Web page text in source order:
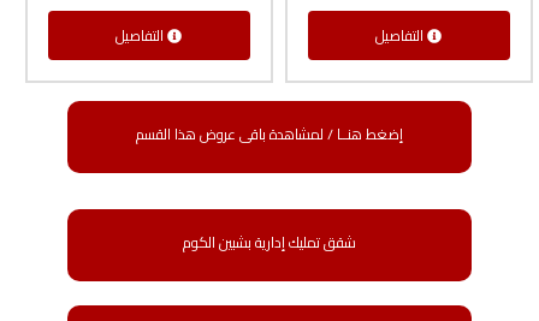
التفاصيل
التفاصيل
إضغط هنــا / لمشاهدة باقى عروض هذا القسم
شقق تمليك إدارية بشبين الكوم